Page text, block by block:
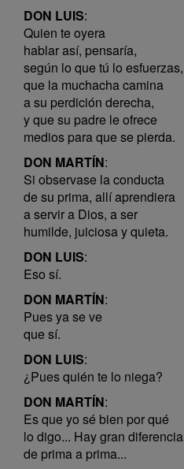
DON LUIS:
Quien te oyera
hablar así, pensaría,
según lo que tú lo esfuerzas,
que la muchacha camina
a su perdición derecha,
y que su padre le ofrece
medios para que se pierda.
DON MARTÍN:
Si observase la conducta
de su prima, allí aprendiera
a servir a Dios, a ser
humilde, juiciosa y quieta.
DON LUIS:
Eso sí.
DON MARTÍN:
Pues ya se ve
que sí.
DON LUIS:
¿Pues quién te lo niega?
DON MARTÍN:
Es que yo sé bien por qué
lo digo... Hay gran diferencia
de prima a prima...